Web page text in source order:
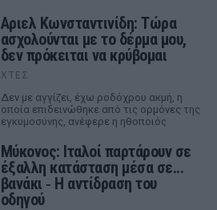
Αριελ Κωνσταντινίδη: Τώρα
ασχολούνται με το δέρμα μου,
δεν πρόκειται να κρύβομαι
ΧΤΕΣ
Δεν με αγγίζει, έχω ροδόχρου ακμή, η
οποία επιδεινώθηκε από τις ορμόνες της
εγκυμοσύνης, ανέφερε η ηθοποιός
Μύκονος: Ιταλοί παρτάρουν σε
έξαλλη κατάσταση μέσα σε...
βανάκι ‑ Η αντίδραση του
οδηγού